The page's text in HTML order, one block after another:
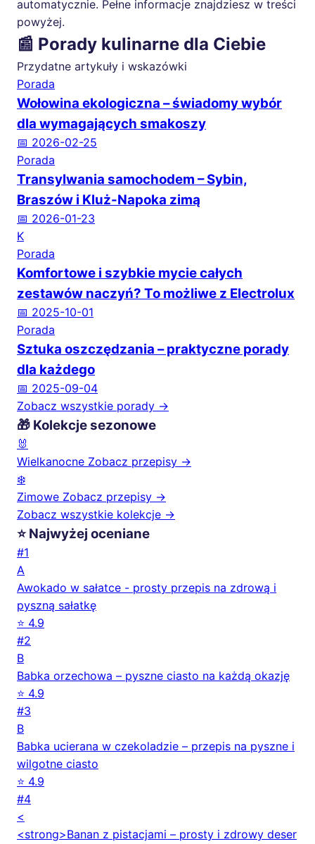
automatycznie. Pełne informacje znajdziesz w treści
powyżej.
📰 Porady kulinarne dla Ciebie
Przydatne artykuły i wskazówki
Porada
Wołowina ekologiczna – świadomy wybór
dla wymagających smakoszy
📅 2026-02-25
Porada
Transylwania samochodem – Sybin,
Braszów i Kluż-Napoka zimą
📅 2026-01-23
K
Porada
Komfortowe i szybkie mycie całych
zestawów naczyń? To możliwe z Electrolux
📅 2025-10-01
Porada
Sztuka oszczędzania – praktyczne porady
dla każdego
📅 2025-09-04
Zobacz wszystkie porady →
🎁 Kolekcje sezonowe
🐰
Wielkanocne Zobacz przepisy →
❄️
Zimowe Zobacz przepisy →
Zobacz wszystkie kolekcje →
⭐ Najwyżej oceniane
#1
A
Awokado w sałatce - prosty przepis na zdrową i
pyszną sałatkę
⭐ 4.9
#2
B
Babka orzechowa – pyszne ciasto na każdą okazję
⭐ 4.9
#3
B
Babka ucierana w czekoladzie – przepis na pyszne i
wilgotne ciasto
⭐ 4.9
#4
<
<strong>Banan z pistacjami – prosty i zdrowy deser